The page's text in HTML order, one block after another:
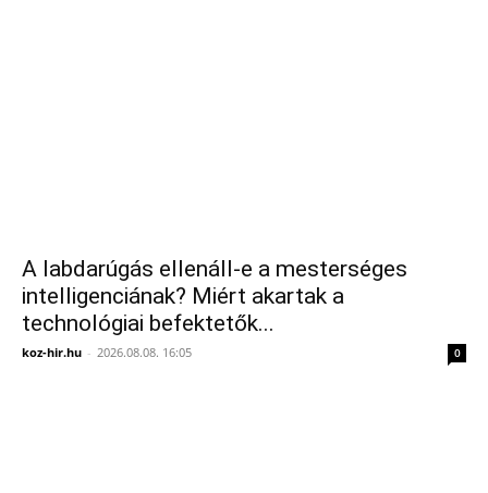
A labdarúgás ellenáll-e a mesterséges
intelligenciának? Miért akartak a
technológiai befektetők...
koz-hir.hu - 2026.08.08. 16:05 0